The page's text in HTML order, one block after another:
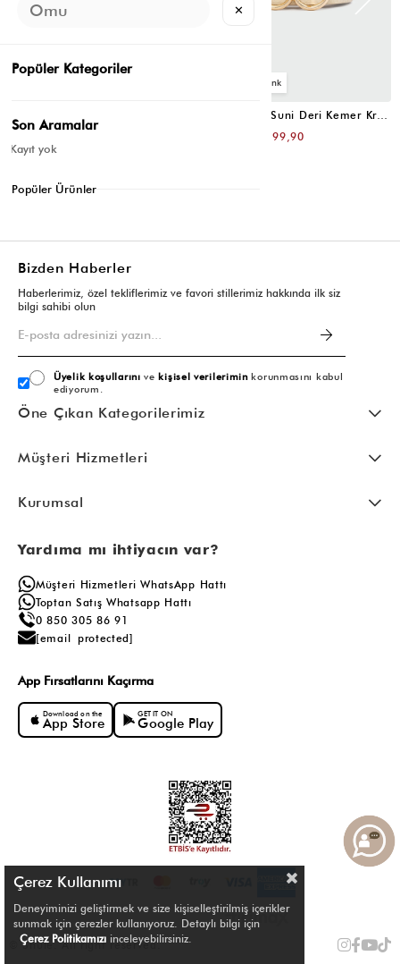
Uzun Tokalı Suni Deri Kemer Krem
₺199,90
Bizden Haberler
Haberlerimiz, özel tekliflerimiz ve favori stillerimiz hakkında ilk siz
bilgi sahibi olun
Üyelik koşullarını vekişisel verileriminkorunmasını kabul
ediyorum.
Öne Çıkan Kategorilerimiz
Müşteri Hizmetleri
Kurumsal
Yardıma mı ihtiyacın var?
Müşteri Hizmetleri WhatsApp Hattı
Toptan Satış Whatsapp Hattı
0 850 305 86 91
[email protected]
App Fırsatlarını Kaçırma
Download on the
App Store
GET IT ON
Google Play
© Shule. All right reserved.
Çerez Kullanımı
Deneyiminizi geliştirmek ve size kişiselleştirilmiş içerikler
sunmak için çerezler kullanıyoruz. Detaylı bilgi için
Çerez Politikamızı inceleyebilirsiniz.
✕
Popüler Kategoriler
Son Aramalar
Kayıt yok
Popüler Ürünler